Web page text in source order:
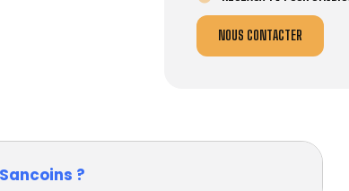
NOUS CONTACTER
?